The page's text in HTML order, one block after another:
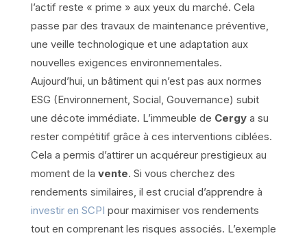
l’actif reste « prime » aux yeux du marché. Cela
passe par des travaux de maintenance préventive,
une veille technologique et une adaptation aux
nouvelles exigences environnementales.
Aujourd’hui, un bâtiment qui n’est pas aux normes
ESG (Environnement, Social, Gouvernance) subit
une décote immédiate. L’immeuble de Cergya su
rester compétitif grâce à ces interventions ciblées.
Cela a permis d’attirer un acquéreur prestigieux au
moment de la vente. Si vous cherchez des
rendements similaires, il est crucial d’apprendre à
investir en SCPI pour maximiser vos rendements
tout en comprenant les risques associés. L’exemple